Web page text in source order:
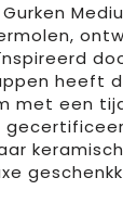
heeft
met een